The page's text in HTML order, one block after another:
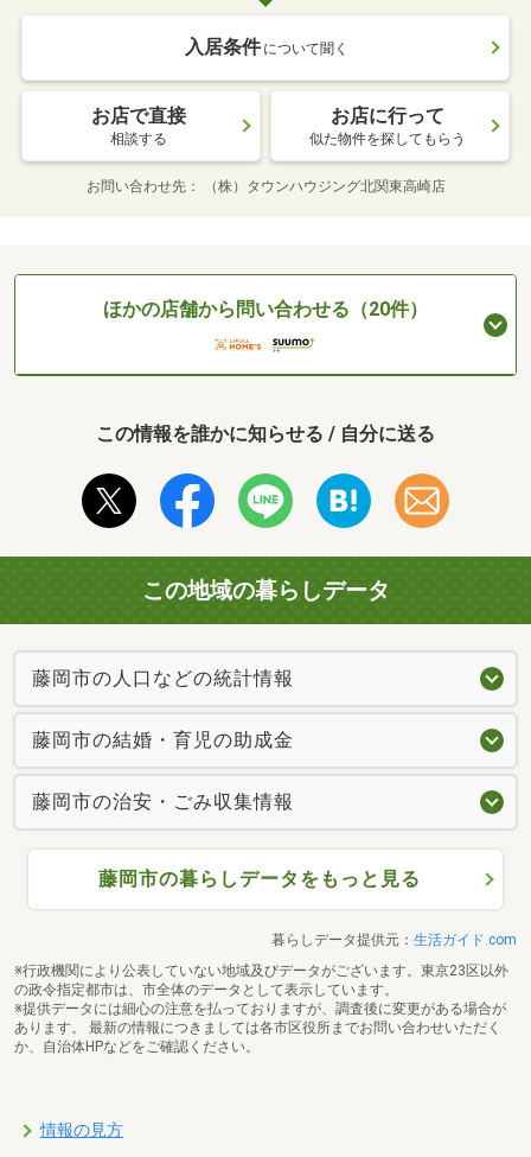
入居条件 について聞く
お店で直接
相談する
お店に行って
似た物件を探してもらう
お問い合わせ先 （株）タウンハウジング北関東高崎店
ほかの店舗から問い合わせる（20件）
この情報を誰かに知らせる / 自分に送る
この地域の暮らしデータ
藤岡市の人口などの統計情報
藤岡市の結婚・育児の助成金
藤岡市の治安・ごみ収集情報
藤岡市の暮らしデータをもっと見る
暮らしデータ提供元： 生活ガイド.com
※行政機関により公表していない地域及びデータがございます。東京23区以外
の政令指定都市は、市全体のデータとして表示しています。
※提供データには細心の注意を払っておりますが、調査後に変更がある場合が
あります。 最新の情報につきましては各市区役所までお問い合わせいただく
か、自治体HPなどをご確認ください。
情報の見方